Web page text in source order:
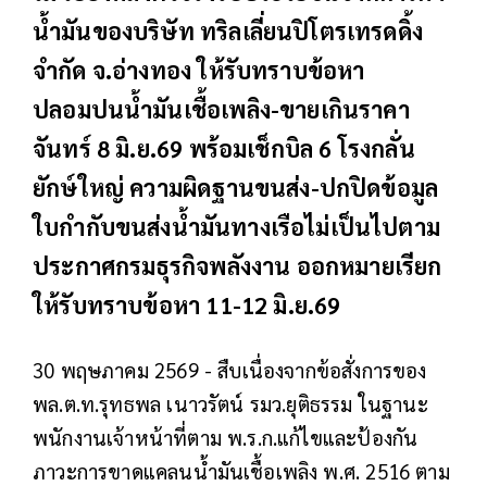
น้ำมันของบริษัท ทริลเลี่ยนปิโตรเทรดดิ้ง
จำกัด จ.อ่างทอง ให้รับทราบข้อหา
ปลอมปนน้ำมันเชื้อเพลิง-ขายเกินราคา
จันทร์ 8 มิ.ย.69 พร้อมเช็กบิล 6 โรงกลั่น
ยักษ์ใหญ่ ความผิดฐานขนส่ง-ปกปิดข้อมูล
ใบกำกับขนส่งน้ำมันทางเรือไม่เป็นไปตาม
ประกาศกรมธุรกิจพลังงาน ออกหมายเรียก
ให้รับทราบข้อหา 11-12 มิ.ย.69
30 พฤษภาคม 2569 - สืบเนื่องจากข้อสั่งการของ
พล.ต.ท.รุทธพล เนาวรัตน์ รมว.ยุติธรรม ในฐานะ
พนักงานเจ้าหน้าที่ตาม พ.ร.ก.แก้ไขและป้องกัน
ภาวะการขาดแคลนน้ำมันเชื้อเพลิง พ.ศ. 2516 ตาม